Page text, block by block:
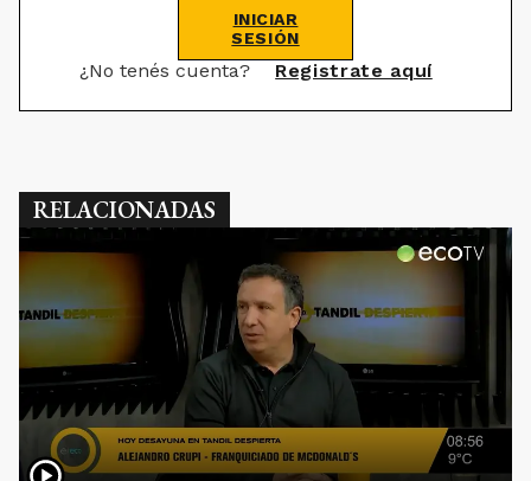
INICIAR
SESIÓN
¿No tenés cuenta? Registrate aquí
RELACIONADAS